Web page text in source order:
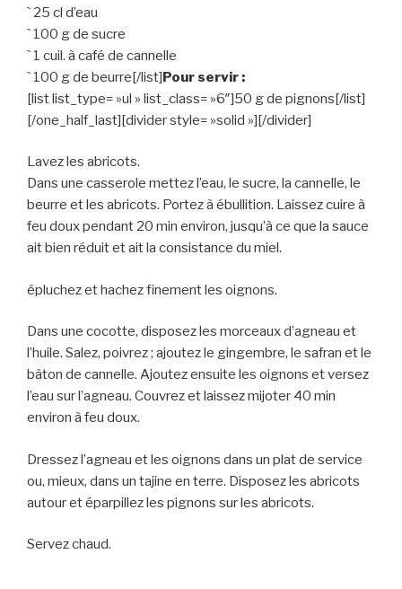
` 25 cl d’eau
` 100 g de sucre
` 1 cuil. à café de cannelle
` 100 g de beurre[/list]Pour servir :
[list list_type= »ul » list_class= »6″]50 g de pignons[/list]
[/one_half_last][divider style= »solid »][/divider]
Lavez les abricots.
Dans une casserole mettez l’eau, le sucre, la cannelle, le
beurre et les abricots. Portez à ébullition. Laissez cuire à
feu doux pendant 20 min environ, jusqu’à ce que la sauce
ait bien réduit et ait la consistance du miel.
épluchez et hachez finement les oignons.
Dans une cocotte, disposez les morceaux d’agneau et
l’huile. Salez, poivrez ; ajoutez le gingembre, le safran et le
bâton de cannelle. Ajoutez ensuite les oignons et versez
l’eau sur l’agneau. Couvrez et laissez mijoter 40 min
environ à feu doux.
Dressez l’agneau et les oignons dans un plat de service
ou, mieux, dans un tajine en terre. Disposez les abricots
autour et éparpillez les pignons sur les abricots.
Servez chaud.